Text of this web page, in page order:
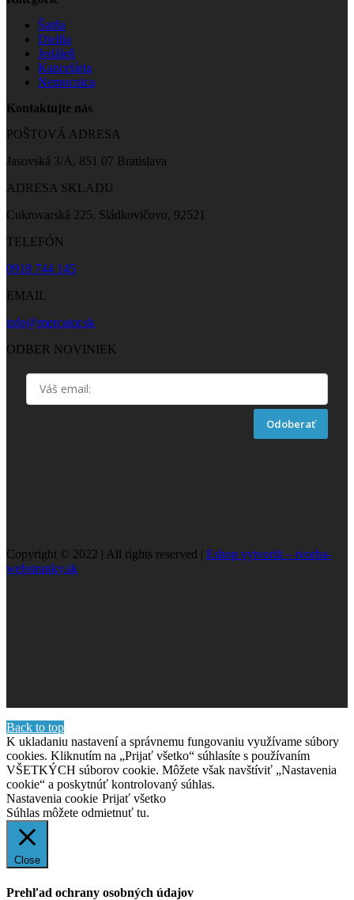
Šatňa
Dielňa
Jedáleň
Kancelária
Nemocnica
Kontaktujte nás
POŠTOVÁ ADRESA
Jasovská 3/A, 851 07 Bratislava
ADRESA SKLADU
Cukrovarská 225, Sládkovičovo, 92521
TELEFÓN
0918 744 145
EMAIL
info@mercator.sk
ODBER NOVINIEK
Odoberať
Copyright © 2022 | All rights reserved | Eshop vytvorili – tvorba-
webstranky.sk
Back to top
K ukladaniu nastavení a správnemu fungovaniu využívame súbory
cookies. Kliknutím na „Prijať všetko“ súhlasíte s používaním
VŠETKÝCH súborov cookie. Môžete však navštíviť „Nastavenia
cookie“ a poskytnúť kontrolovaný súhlas.
Nastavenia cookie Prijať všetko
Súhlas môžete odmietnuť tu.
Close
Prehľad ochrany osobných údajov